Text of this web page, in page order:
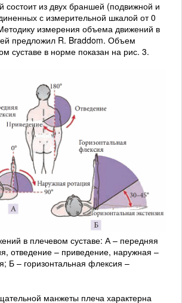
состоит из двух браншей (подвижной и
с измерительной шкалой от 0
измерения объема движений в
предложил R. Braddom. Объем
суставе в норме показан на рис. 3.
в плечевом суставе: А – передняя
отведение – приведение, наружная –
Б – горизонтальная флексия –
манжеты плеча характерна